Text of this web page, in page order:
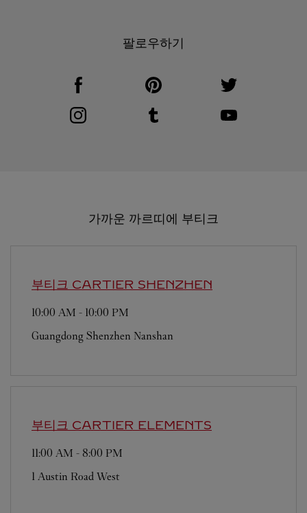
팔로우하기
Visit us on Facebook
Link Opens in New Tab
Visit us on Instagram
Link Opens in New Tab
Visit us on Pinterest
Link Opens in New Tab
Visit us on Tumblr
Link Opens in New Tab
Visit us on Twitter
Link Opens in New
가까운 까르띠에 부티크
부티크 CARTIER SHENZHEN
10:00 AM - 10:00 PM
Guangdong Shenzhen Nanshan
부티크 CARTIER ELEMENTS
11:00 AM - 8:00 PM
1 Austin Road West